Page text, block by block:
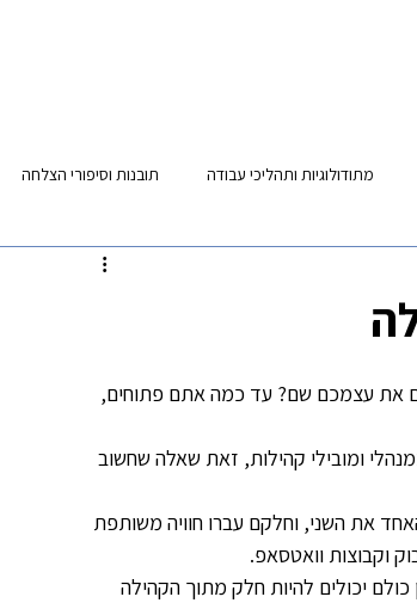
מתודולוגיות ותהליכי עבודה תובנות וסיפורי הצלחה
את עצמכם שם? עד כמה אתם פתוחים,
ומובילי קהילות, זאת שאלה שחשוב
את השני, וחלקם עברו חוויה משותפת
וקבוצות וואטסאפ.
יכולים להיות חלק מתוך הקהילה